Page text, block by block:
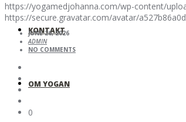
KONTAKT
OM YOGAN
https://yogamedjohanna.com/wp-content/
https://secure.gravatar.com/avatar/
JUNE 26, 2026
ADMIN
NO COMMENTS
0